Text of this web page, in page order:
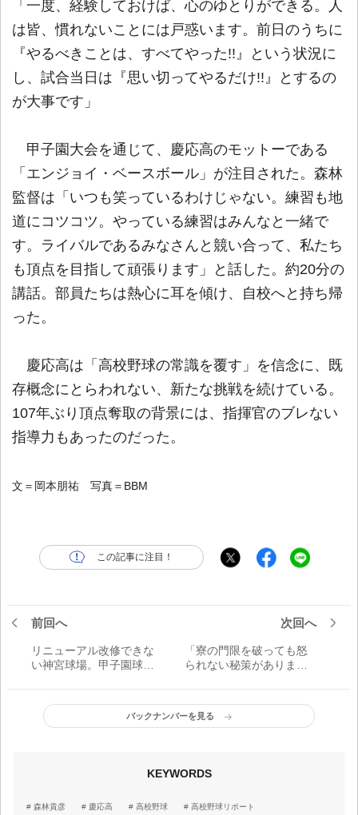
「一度、経験しておけば、心のゆとりができる。人
は皆、慣れないことには戸惑います。前日のうちに
『やるべきことは、すべてやった!!』という状況に
し、試合当日は『思い切ってやるだけ!!』とするの
が大事です」
甲子園大会を通じて、慶応高のモットーである
「エンジョイ・ベースボール」が注目された。森林
監督は「いつも笑っているわけじゃない。練習も地
道にコツコツ。やっている練習はみんなと一緒で
す。ライバルであるみなさんと競い合って、私たち
も頂点を目指して頑張ります」と話した。約20分の
講話。部員たちは熱心に耳を傾け、自校へと持ち帰
った。
慶応高は「高校野球の常識を覆す」を信念に、既
存概念にとらわれない、新たな挑戦を続けている。
107年ぶり頂点奪取の背景には、指揮官のブレない
指導力もあったのだった。
文＝岡本朋祐 写真＝BBM
この記事に注目！
前回へ
リニューアル改修できな
い神宮球場。甲子園球場
次回へ
「寮の門限を破っても怒
られない秘策がありまし
テの名外野手・平野謙さ
ん／著書『雨のち晴れが
ちょうどいい。』
バックナンバーを見る
KEYWORDS
森林貴彦 慶応高 高校野球 高校野球リポート